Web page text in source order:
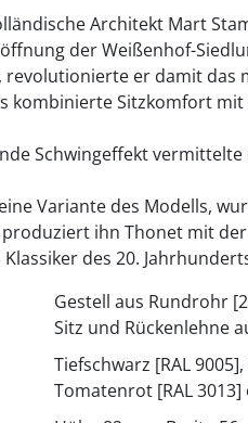
Architekt Mart
der Weißenhof-
revolutionierte er damit das
kombinierte Sitzkomfort
Schwingeffekt
Variante des Modells,
produziert ihn Thonet mit
des 20.
Gestell aus Rundrohr
Sitz und Rückenlehne
Tiefschwarz [RAL
Tomatenrot [RAL